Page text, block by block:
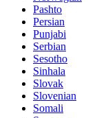
Pashto
Persian
Punjabi
Serbian
Sesotho
Sinhala
Slovak
Slovenian
Somali